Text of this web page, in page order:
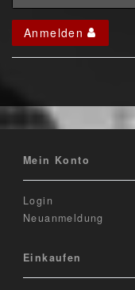
Anmelden
Mein Konto
Login
Neuanmeldung
Einkaufen